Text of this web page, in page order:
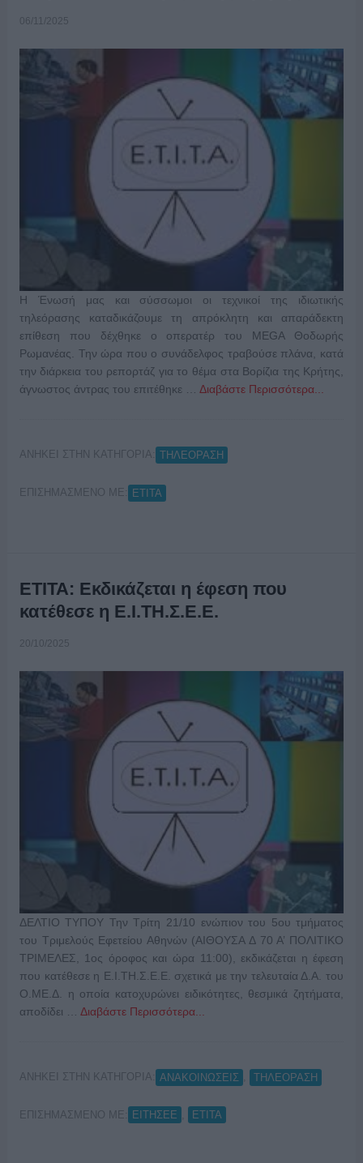
06/11/2025
Η Ένωσή μας και σύσσωμοι οι τεχνικοί της ιδιωτικής
τηλεόρασης καταδικάζουμε τη απρόκλητη και απαράδεκτη
επίθεση που δέχθηκε ο οπερατέρ του MEGA Θοδωρής
Ρωμανέας. Την ώρα που ο συνάδελφος τραβούσε πλάνα, κατά
την διάρκεια του ρεπορτάζ για το θέμα στα Βορίζια της Κρήτης,
άγνωστος άντρας του επιτέθηκε … Διαβάστε Περισσότερα...
ΑΝΗΚΕΙ ΣΤΗΝ ΚΑΤΗΓΟΡΙΑ: ΤΗΛΕΟΡΑΣΗ
ΕΠΙΣΗΜΑΣΜΕΝΟ ΜΕ: ΕΤΙΤΑ
ΕΤΙΤΑ: Εκδικάζεται η έφεση που
κατέθεσε η Ε.Ι.ΤΗ.Σ.Ε.Ε.
20/10/2025
ΔΕΛΤΙΟ ΤΥΠΟΥ Την Τρίτη 21/10 ενώπιον του 5ου τμήματος
του Τριμελούς Εφετείου Αθηνών (ΑΙΘΟΥΣΑ Δ 70 Α’ ΠΟΛΙΤΙΚΟ
ΤΡΙΜΕΛΕΣ, 1ος όροφος και ώρα 11:00), εκδικάζεται η έφεση
που κατέθεσε η Ε.Ι.ΤΗ.Σ.Ε.Ε. σχετικά με την τελευταία Δ.Α. του
Ο.ΜΕ.Δ. η οποία κατοχυρώνει ειδικότητες, θεσμικά ζητήματα,
αποδίδει … Διαβάστε Περισσότερα...
ΑΝΗΚΕΙ ΣΤΗΝ ΚΑΤΗΓΟΡΙΑ: ΑΝΑΚΟΙΝΩΣΕΙΣ ΤΗΛΕΟΡΑΣΗ
ΕΠΙΣΗΜΑΣΜΕΝΟ ΜΕ: ΕΙΤΗΣΕΕ ΕΤΙΤΑ